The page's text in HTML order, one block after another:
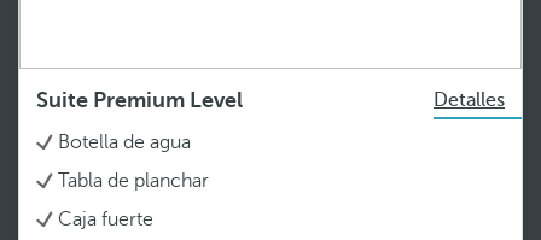
Suite Premium Level
Detalles
Botella de agua
Tabla de planchar
Caja fuerte